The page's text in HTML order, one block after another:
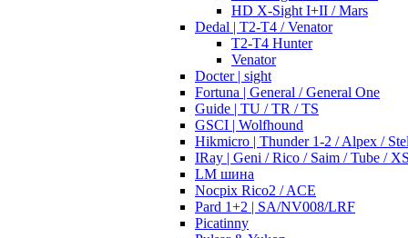
HD X-Sight I+II / Mars
Dedal | T2-T4 / Venator
T2-T4 Hunter
Venator
Docter | sight
Fortuna | General / General One
Guide | TU / TR / TS
GSCI | Wolfhound
Hikmicro | Thunder 1-2 / Alpex /
IRay | Geni / Rico / Saim / Tube /
LM шина
Nocpix Rico2 / ACE
Pard 1+2 | SA/NV008/LRF
Picatinny